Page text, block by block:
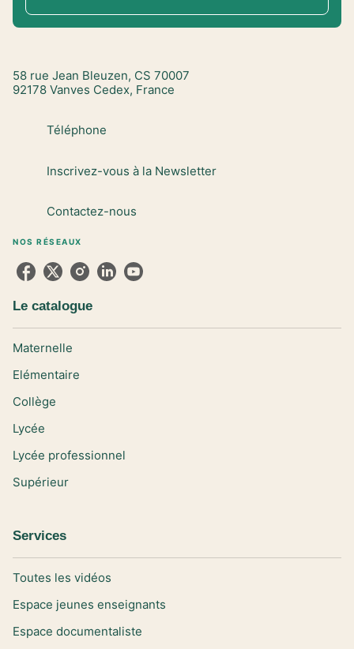
58 rue Jean Bleuzen, CS 70007
92178 Vanves Cedex, France
Téléphone
Inscrivez-vous à la Newsletter
Contactez-nous
NOS RÉSEAUX
Le catalogue
Maternelle
Elémentaire
Collège
Lycée
Lycée professionnel
Supérieur
Services
Toutes les vidéos
Espace jeunes enseignants
Espace documentaliste